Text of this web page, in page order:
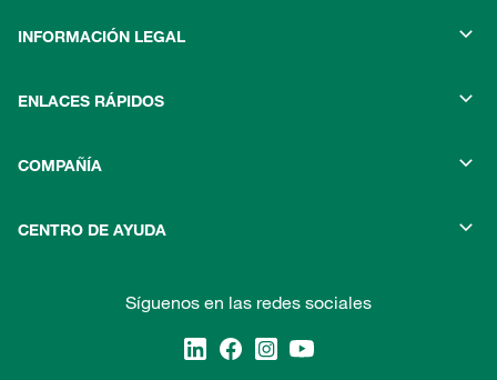
INFORMACIÓN LEGAL
ENLACES RÁPIDOS
COMPAÑÍA
CENTRO DE AYUDA
Síguenos en las redes sociales